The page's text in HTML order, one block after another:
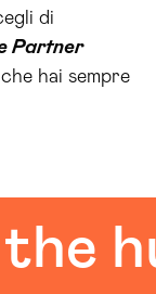
di
Partner
hai sempre